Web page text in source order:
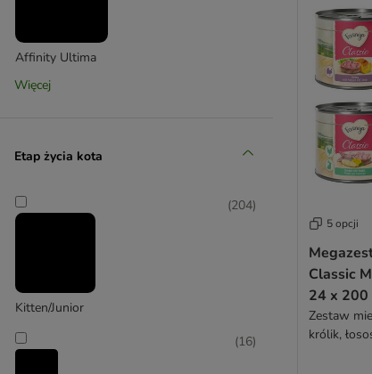
Affinity Ultima
Almo Nature HFC
Więcej
Etap życia kota
Kitten/Junior
(204)
(16)
5 opcji
Classic
24 x 200
Zestaw
królik,